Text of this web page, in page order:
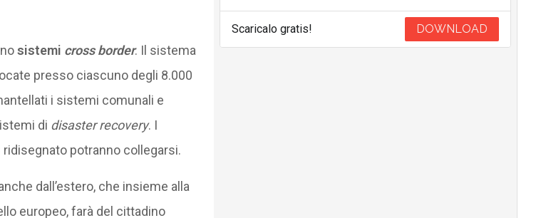
sistemi cross border. Il sistema
presso ciascuno degli 8.000
i sistemi comunali e
di disaster recovery. I
potranno collegarsi.
dall’estero, che insieme alla
europeo, farà del cittadino
Scaricalo gratis! DOWNLOAD